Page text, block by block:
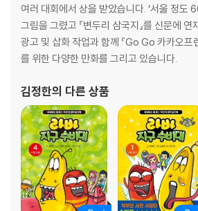
여러 대회에서 상을 받았습니다. ‘서울 정도
그림을 그렸고 『변두리 삼국지』를 신문에
광고 및 삽화 작업과 함께 『Go Go 카카오프
를 위한 다양한 만화를 그리고 있습니다.
김정한의 다른 상품